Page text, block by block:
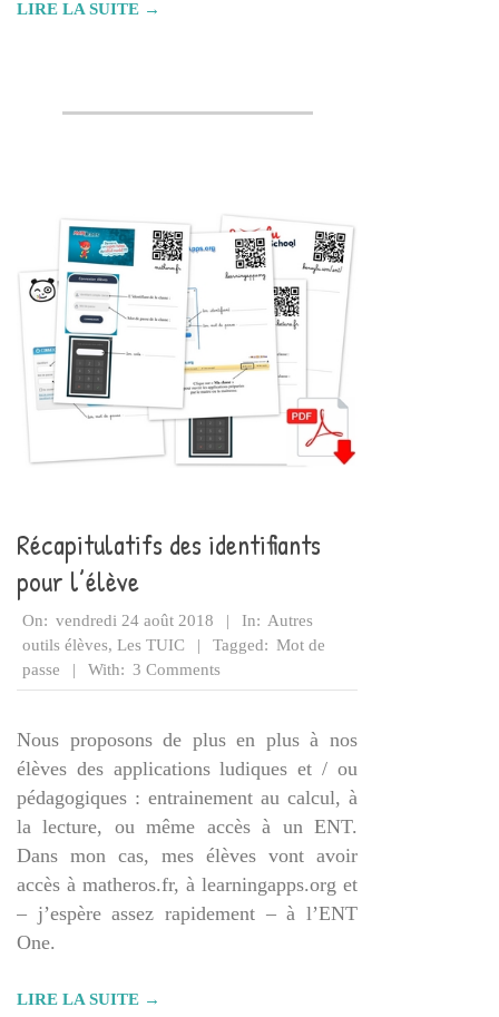
LIRE LA SUITE →
Récapitulatifs des identifiants
pour l’élève
2018-
08-
24
On: vendredi 24 août 2018 In: Autres
outils élèves, Les TUIC Tagged: Mot de
passe
With: 3 Comments
Nous proposons de plus en plus à nos
élèves des applications ludiques et / ou
pédagogiques : entrainement au calcul, à
la lecture, ou même accès à un ENT.
Dans mon cas, mes élèves vont avoir
accès à matheros.fr, à learningapps.org et
– j’espère assez rapidement – à l’ENT
One.
LIRE LA SUITE →